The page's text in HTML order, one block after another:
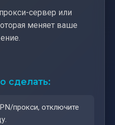
сервер или
меняет ваше
сделать:
прокси, отключите